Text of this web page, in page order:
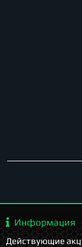
Информация
Действующие